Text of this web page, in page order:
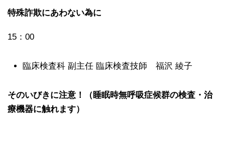
特殊詐欺にあわない為に
15：00
臨床検査科 副主任 臨床検査技師 福沢 綾子
そのいびきに注意！（睡眠時無呼吸症候群の検査・治
療機器に触れます）